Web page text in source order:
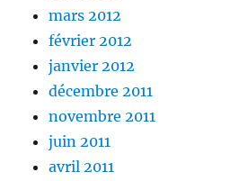
mars 2012
février 2012
janvier 2012
décembre 2011
novembre 2011
juin 2011
avril 2011